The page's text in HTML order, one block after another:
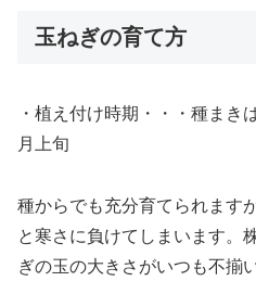
玉ねぎの育て方
・植え付け時期・・・種ま
月上旬
種からでも充分育てられます
と寒さに負けてしまいます。
ぎの玉の大きさがいつも不揃